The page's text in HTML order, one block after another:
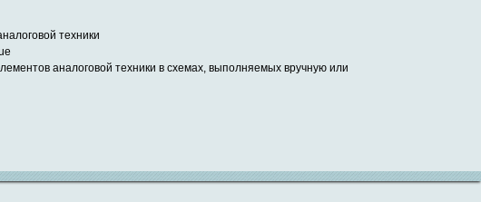
техники
аналоговой техники в схемах, выполняемых вручную или